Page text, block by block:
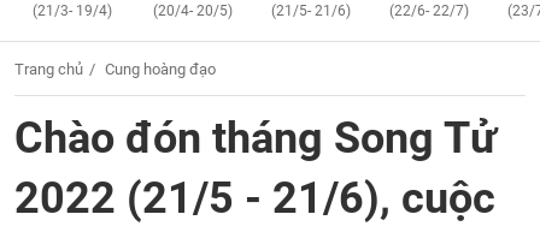
(21/3- 19/4) (20/4- 20/5) (21/5- 21/6) (22/6- 22/7) (23/
Trang chủ Cung hoàng đạo
Chào đón tháng Song Tử
2022 (21/5 - 21/6), cuộc